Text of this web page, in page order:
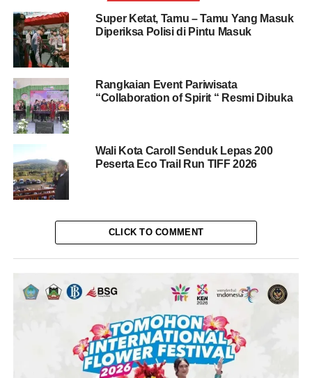
Super Ketat, Tamu – Tamu Yang Masuk
Diperiksa Polisi di Pintu Masuk
Rangkaian Event Pariwisata
“Collaboration of Spirit “ Resmi Dibuka
Wali Kota Caroll Senduk Lepas 200
Peserta Eco Trail Run TIFF 2026
CLICK TO COMMENT